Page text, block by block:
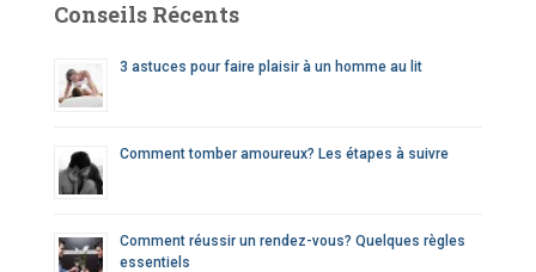
r
e
Conseils Récents
3 astuces pour faire plaisir à un homme au lit
Comment tomber amoureux? Les étapes à suivre
Comment réussir un rendez-vous? Quelques règles
essentiels